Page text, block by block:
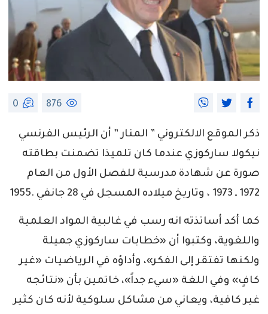
876
0
ذكر الموقع الالكتروني ” المنار ” أن الرئيس الفرنسي
نيكولا ساركوزي عندما كان تلميذا تضمنت بطاقته
صورة عن شهادة مدرسية للفصل الأول من العام
1972 ـ 1973 ، وتاريخ ميلاده المسجل في 28 جانفي .1955
كما أكد أساتذته انه رسب في غالبية المواد العلمية
واللغوية، وكتبوا أن «خطابات ساركوزي جميلة
ولكنها تفتقر إلى الفكر»، وأداؤه في الرياضيات «غير
كافٍ» وفي اللغة «سيء جداً»، خاتمين بأن «نتائجه
غير كافية، ويعاني من مشاكل سلوكية لأنه كان كثير